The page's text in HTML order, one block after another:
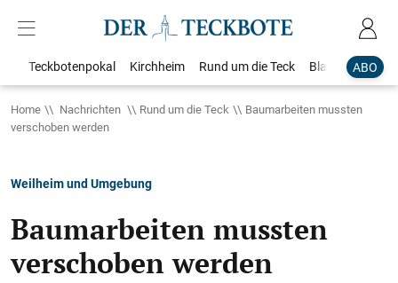
ABO
Teckbotenpokal Kirchheim Rund um die Teck Blaulicht
Home Nachrichten Rund um die Teck
Baumarbeiten mussten
verschoben werden
Weilheim und Umgebung
Baumarbeiten mussten
verschoben werden